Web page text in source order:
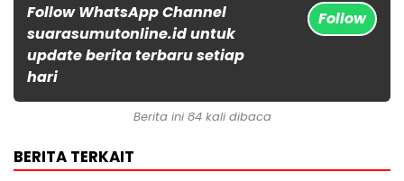
Follow WhatsApp Channel
suarasumutonline.id untuk
update berita terbaru setiap
hari
Follow
Berita ini 84 kali dibaca
BERITA TERKAIT